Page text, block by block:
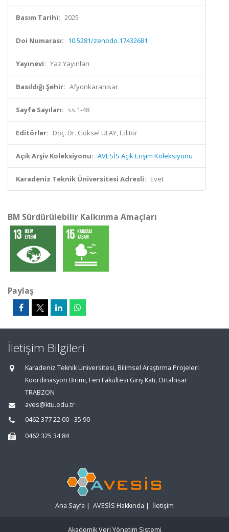
Basım Tarihi: 2025
Doi Numarası: 10.5281/zenodo.17432681
Yayınevi: Yaz Yayınları
Basıldığı Şehir: Afyonkarahisar
Sayfa Sayıları: ss.1-48
Editörler: Doç. Dr. Göksel ULAY, Editör
Açık Arşiv Koleksiyonu: AVESİS Açık Erişim Koleksiyonu
Karadeniz Teknik Üniversitesi Adresli: Evet
BM Sürdürülebilir Kalkınma Amaçları
Paylaş
İletişim Bilgileri
Karadeniz Teknik Üniversitesi, Bilimsel Araştırma Projeleri
Koordinasyon Birimi, Fen Fakültesi Giriş Katı, Ortahisar
TRABZON
aves@ktu.edu.tr
0462 377 22 00 - 35 90
0462 325 34 84
Ana Sayfa | AVESİS Hakkında | İletişim
Akademik Veri Yönetim Sistemi